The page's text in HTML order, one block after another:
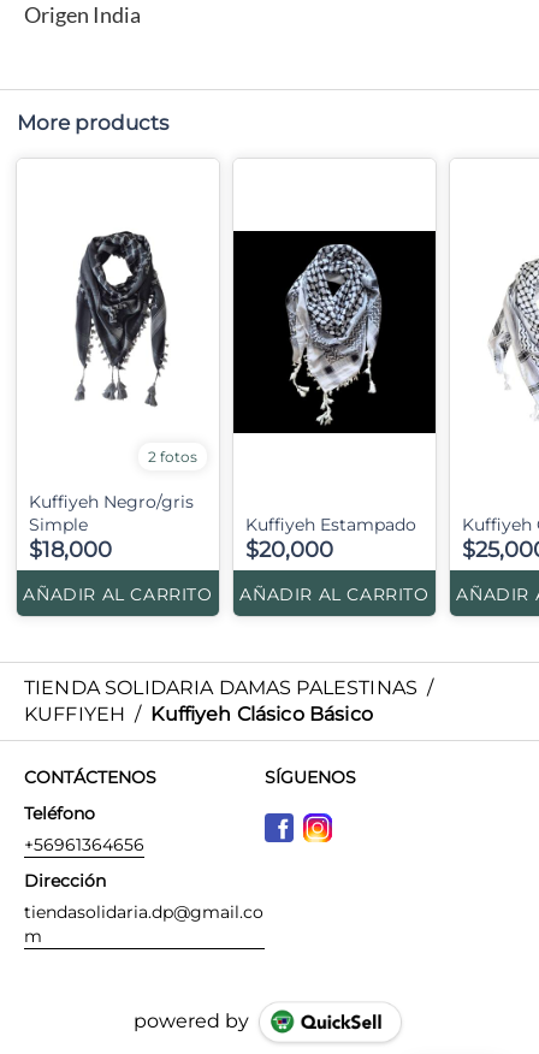
Origen India
More products
2 fotos
Kuffiyeh Negro/gris
Simple
$18,000
AÑADIR AL CARRITO
Kuffiyeh Estampado
$20,000
AÑADIR AL CARRITO
Kuffiyeh
AÑADIR
TIENDA SOLIDARIA DAMAS PALESTINAS /
KUFFIYEH / Kuffiyeh Clásico Básico
CONTÁCTENOS
Teléfono
+56961364656
Dirección
tiendasolidaria.dp@gmail.co
m
SÍGUENOS
powered by